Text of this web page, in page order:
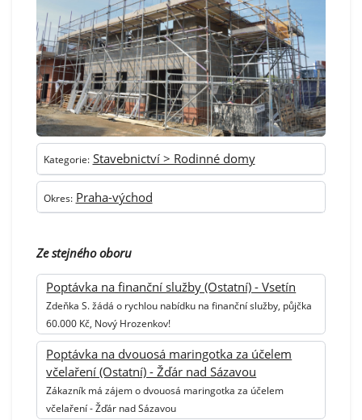
Kategorie: Stavebnictví > Rodinné domy
Okres: Praha-východ
Ze stejného oboru
Poptávka na finanční služby (Ostatní) - Vsetín
Zdeňka S. žádá o rychlou nabídku na finanční služby, půjčka
60.000 Kč, Nový Hrozenkov!
Poptávka na dvouosá maringotka za účelem
včelaření (Ostatní) - Žďár nad Sázavou
Zákazník má zájem o dvouosá maringotka za účelem
včelaření - Žďár nad Sázavou